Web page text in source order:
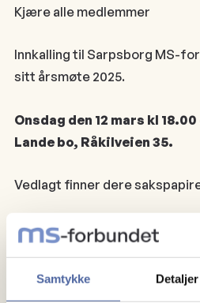
Samtykke Detaljer
Kjære alle medlemmer
Innkalling til Sarpsborg MS-
sitt årsmøte 2025.
Onsdag den 12 mars kl
Lande bo, Råkilveien 35.
Vedlagt finner dere
Stemmerett har dem som